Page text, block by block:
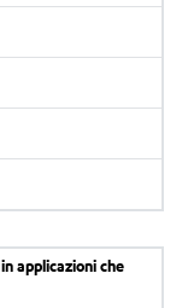
applicazioni che